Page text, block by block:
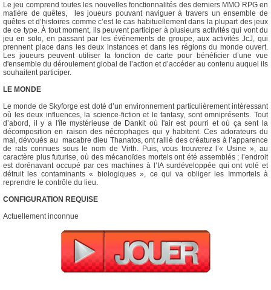
Le jeu comprend toutes les nouvelles fonctionnalités des derniers MMO RPG en
matière de quêtes, les joueurs pouvant naviguer à travers un ensemble de
quêtes et d’histoires comme c’est le cas habituellement dans la plupart des jeux
de ce type. À tout moment, ils peuvent participer à plusieurs activités qui vont du
jeu en solo, en passant par les événements de groupe, aux activités JcJ, qui
prennent place dans les deux instances et dans les régions du monde ouvert.
Les joueurs peuvent utiliser la fonction de carte pour bénéficier d’une vue
d'ensemble du déroulement global de l’action et d’accéder au contenu auquel ils
souhaitent participer.
LE MONDE
Le monde de Skyforge est doté d’un environnement particulièrement intéressant
où les deux influences, la science-fiction et le fantasy, sont omniprésents. Tout
d’abord, il y a l'île mystérieuse de Dankit où l'air est pourri et où ça sent la
décomposition en raison des nécrophages qui y habitent. Ces adorateurs du
mal, dévoués au macabre dieu Thanatos, ont rallié des créatures à l’apparence
de rats connues sous le nom de Virth. Puis, vous trouverez l’« Usine », au
caractère plus futurise, où des mécanoïdes mortels ont été assemblés ; l’endroit
est dorénavant occupé par ces machines à l’IA surdéveloppée qui ont volé et
détruit les contaminants « biologiques », ce qui va obliger les Immortels à
reprendre le contrôle du lieu.
CONFIGURATION REQUISE
Actuellement inconnue